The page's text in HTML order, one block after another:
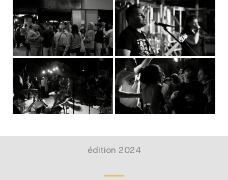
édition 2024